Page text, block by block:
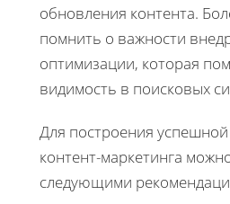
обновления контента.
помнить о важности
оптимизации, которая
видимость в поисковых
Для построения успешной
контент-маркетинга
следующими